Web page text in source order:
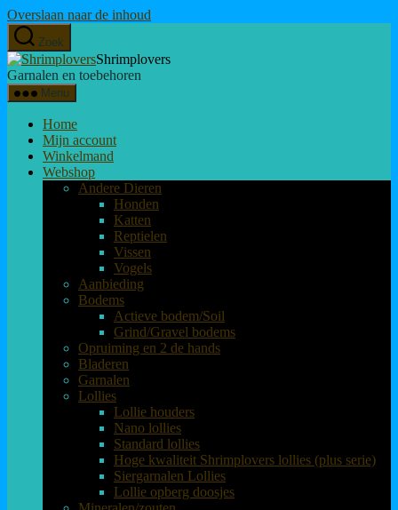
Overslaan naar de inhoud
Zoek
Shrimplovers
Garnalen en toebehoren
Menu
Home
Mijn account
Winkelmand
Webshop
Andere Dieren
Honden
Katten
Reptielen
Vissen
Vogels
Aanbieding
Bodems
Actieve bodem/Soil
Grind/Gravel bodems
Opruiming en 2 de hands
Bladeren
Garnalen
Lollies
Lollie houders
Nano lollies
Standard lollies
Hoge kwaliteit Shrimplovers lollies (plus serie)
Siergarnalen Lollies
Lollie opberg doosjes